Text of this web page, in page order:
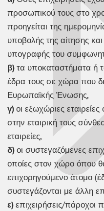
προσωπικού τους στο
προηγείται της
υποβολής της αίτησης
υπογραφής του
β)τα υποκαταστήματα ή
έδρα τους σε χώρα που
Ευρωπαϊκής Ένωσης,
γ)οι εξωχώριες
στην εταιρική τους
εταιρείες,
δ)οι συστεγαζόμενες
οποίες στον χώρο όπου
επιχορηγούμενο άτομο
συστεγάζονται με άλλη
ε)επιχειρήσεις/πάροχοι